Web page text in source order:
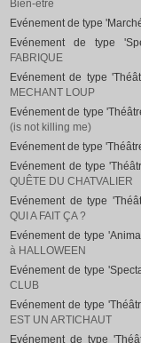
Bien-être
Evénement de type
Evénement de type
FABRIQUE
Evénement de type
MECHANT LOUP
Evénement de type
(is not killing me)
Evénement de type
Evénement de type
QUÊTE DU CHATVALIER
Evénement de type
QUI A FAIT ÇA ?
Evénement de type
à HALLOWEEN
Evénement de type
CLUB
Evénement de type
EST UN ARTICHAUT
Evénement de type